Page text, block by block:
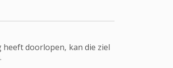
heeft doorlopen, kan die ziel